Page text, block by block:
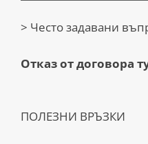
> Често задавани
Отказ от договора
ПОЛЕЗНИ ВРЪЗКИ